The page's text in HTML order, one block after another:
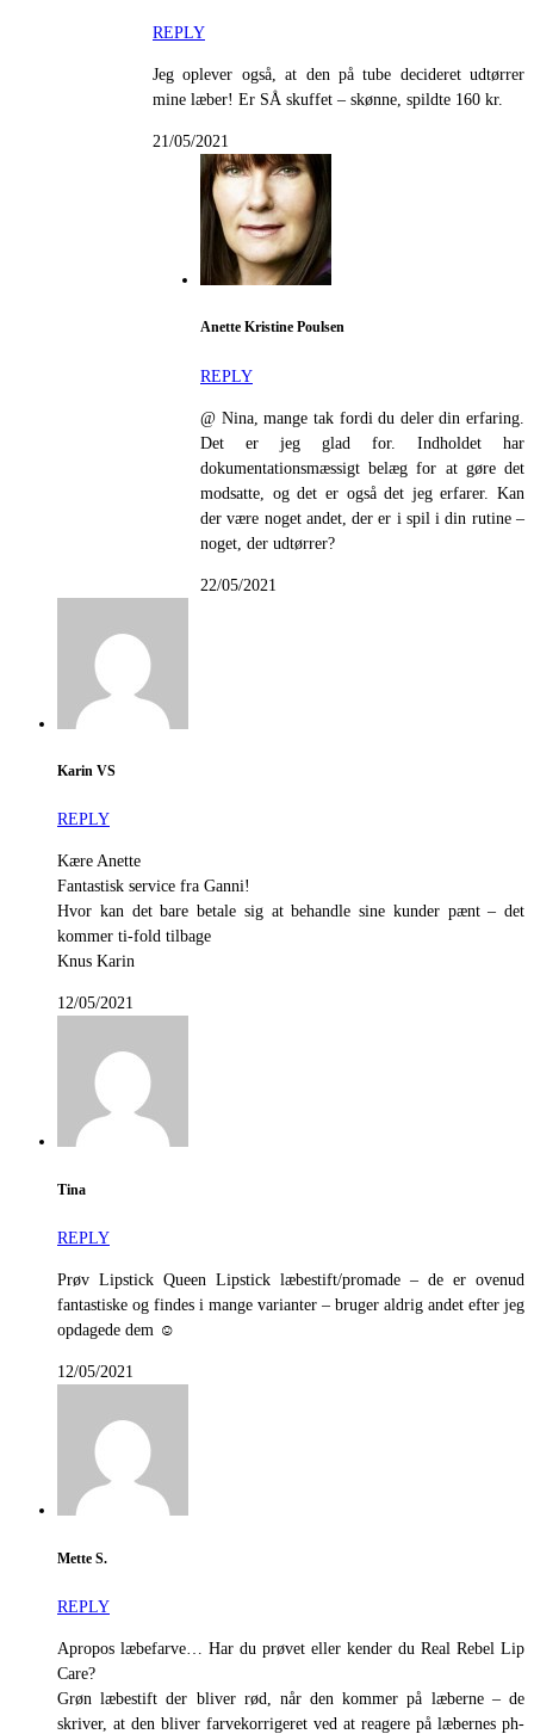
REPLY
Jeg oplever også, at den på tube decideret udtørrer
mine læber! Er SÅ skuffet – skønne, spildte 160 kr.
21/05/2021
Anette Kristine Poulsen
REPLY
@ Nina, mange tak fordi du deler din erfaring.
Det er jeg glad for. Indholdet har
dokumentationsmæssigt belæg for at gøre det
modsatte, og det er også det jeg erfarer. Kan
der være noget andet, der er i spil i din rutine –
noget, der udtørrer?
22/05/2021
Karin VS
REPLY
Kære Anette
Fantastisk service fra Ganni!
Hvor kan det bare betale sig at behandle sine kunder pænt – det
kommer ti-fold tilbage
Knus Karin
12/05/2021
Tina
REPLY
Prøv Lipstick Queen Lipstick læbestift/promade – de er ovenud
fantastiske og findes i mange varianter – bruger aldrig andet efter jeg
opdagede dem ☺️
12/05/2021
Mette S.
REPLY
Apropos læbefarve… Har du prøvet eller kender du Real Rebel Lip
Care?
Grøn læbestift der bliver rød, når den kommer på læberne – de
skriver, at den bliver farvekorrigeret ved at reagere på læbernes ph-